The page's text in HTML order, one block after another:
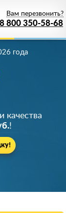
8 800 350-58-68
Вам перезвонить?
года
качества
!